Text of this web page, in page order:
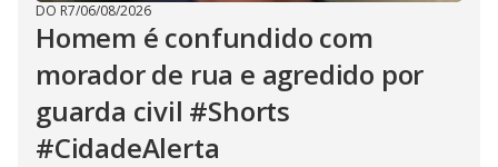
DO R7/06/08/2026
Homem é confundido com
morador de rua e agredido por
guarda civil #Shorts
#CidadeAlerta